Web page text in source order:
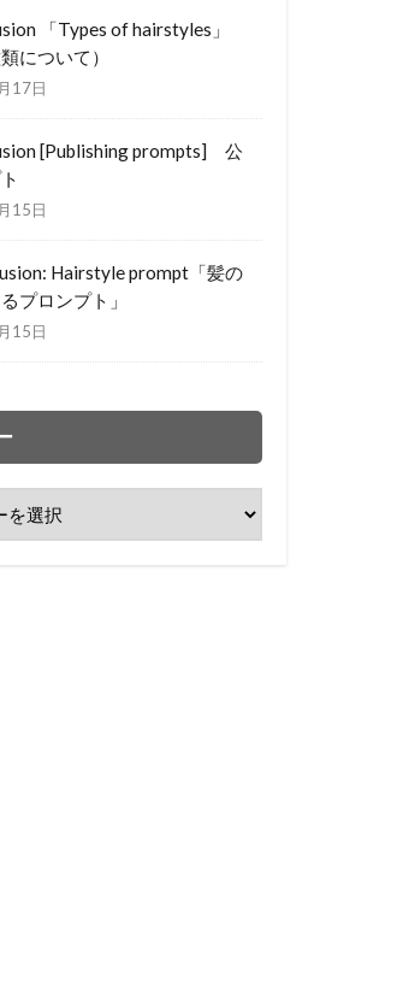
「Types of hairstyles」
について）
17日
[Publishing prompts] 公
15日
Hairstyle prompt「髪の
プロンプト」
15日